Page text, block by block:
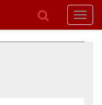
Toggle